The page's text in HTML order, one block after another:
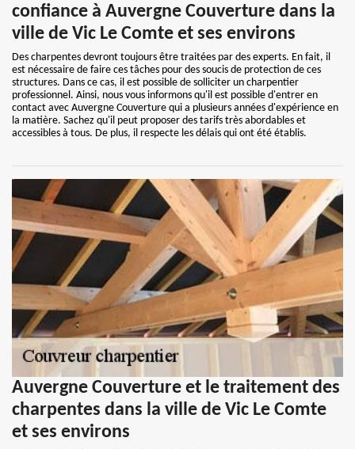
confiance à Auvergne Couverture dans la
ville de Vic Le Comte et ses environs
Des charpentes devront toujours être traitées par des experts. En fait, il
est nécessaire de faire ces tâches pour des soucis de protection de ces
structures. Dans ce cas, il est possible de solliciter un charpentier
professionnel. Ainsi, nous vous informons qu'il est possible d'entrer en
contact avec Auvergne Couverture qui a plusieurs années d'expérience en
la matière. Sachez qu'il peut proposer des tarifs très abordables et
accessibles à tous. De plus, il respecte les délais qui ont été établis.
Auvergne Couverture et le traitement des
charpentes dans la ville de Vic Le Comte
et ses environs